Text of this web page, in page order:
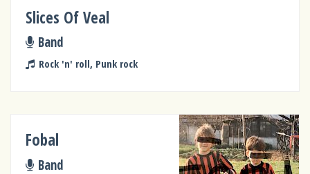
Slices Of Veal
Band
Rock 'n' roll, Punk rock
Fobal
Band